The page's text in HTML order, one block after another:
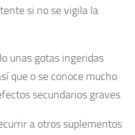
si no se vigila la
unas gotas ingeridas
que o se conoce mucho
secundarios graves.
a otros suplementos